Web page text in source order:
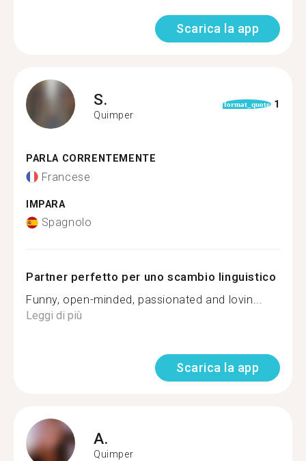
Scarica la app
S.
Quimper
format_quote 1
PARLA CORRENTEMENTE
Francese
IMPARA
Spagnolo
Partner perfetto per uno scambio linguistico
Funny, open-minded, passionated and lovin...
Leggi di più
Scarica la app
A.
Quimper